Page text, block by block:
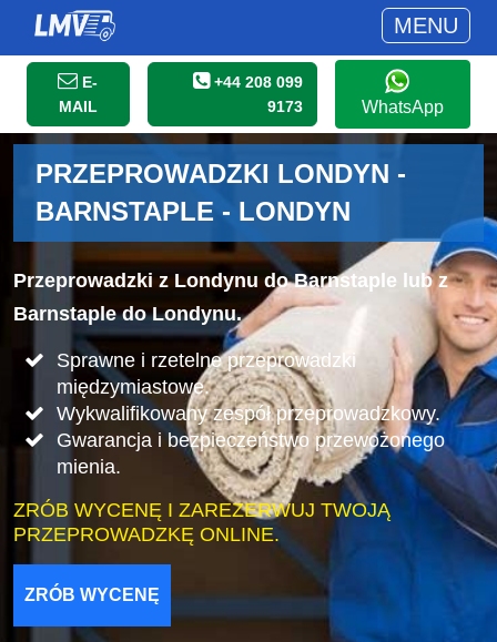
MENU
E-
MAIL
+44 208 099
9173
WhatsApp
PRZEPROWADZKI LONDYN -
BARNSTAPLE - LONDYN
Przeprowadzki z Londynu do Barnstaple lub z
Barnstaple do Londynu.
Sprawne i rzetelne przeprowadzki
międzymiastowe.
Wykwalifikowany zespół przeprowadzkowy.
Gwarancja i bezpieczeństwo przewożonego
mienia.
ZRÓB WYCENĘ I ZAREZERWUJ TWOJĄ
PRZEPROWADZKĘ ONLINE.
ZRÓB WYCENĘ